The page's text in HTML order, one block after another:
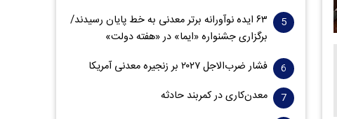
۶۳ ایده نوآورانه برتر معدنی به خط پایان رسیدند/
برگزاری جشنواره «ایما» در «هفته دولت»
فشار ضرب‌الاجل ۲۰۲۷ بر زنجیره معدنی آمریکا
معدن‌کاری در کمربند حادثه